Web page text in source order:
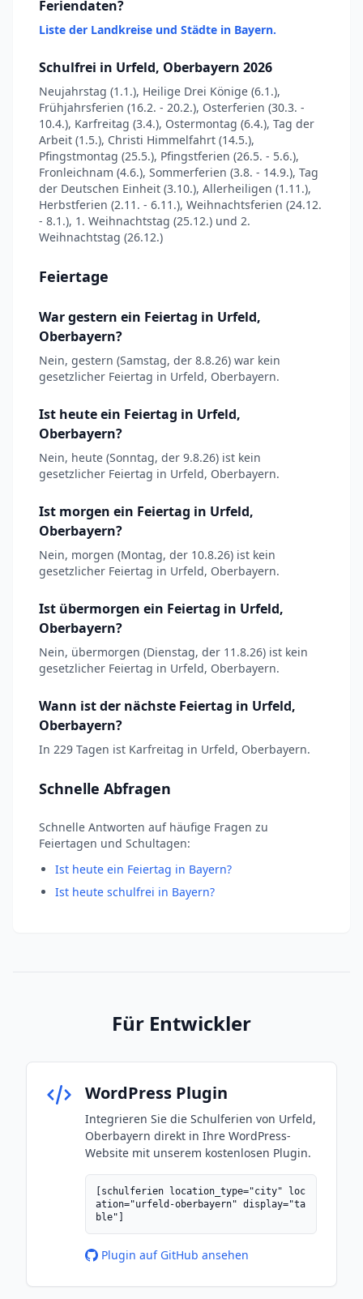
Feriendaten?
Liste der Landkreise und Städte in Bayern.
Schulfrei in Urfeld, Oberbayern 2026
Neujahrstag (1.1.), Heilige Drei Könige (6.1.),
Frühjahrsferien (16.2. - 20.2.), Osterferien (30.3. -
10.4.), Karfreitag (3.4.), Ostermontag (6.4.), Tag der
Arbeit (1.5.), Christi Himmelfahrt (14.5.),
Pfingstmontag (25.5.), Pfingstferien (26.5. - 5.6.),
Fronleichnam (4.6.), Sommerferien (3.8. - 14.9.), Tag
der Deutschen Einheit (3.10.), Allerheiligen (1.11.),
Herbstferien (2.11. - 6.11.), Weihnachtsferien (24.12.
- 8.1.), 1. Weihnachtstag (25.12.) und 2.
Weihnachtstag (26.12.)
Feiertage
War gestern ein Feiertag in Urfeld,
Oberbayern?
Nein, gestern (Samstag, der 8.8.26) war kein
gesetzlicher Feiertag in Urfeld, Oberbayern.
Ist heute ein Feiertag in Urfeld,
Oberbayern?
Nein, heute (Sonntag, der 9.8.26) ist kein
gesetzlicher Feiertag in Urfeld, Oberbayern.
Ist morgen ein Feiertag in Urfeld,
Oberbayern?
Nein, morgen (Montag, der 10.8.26) ist kein
gesetzlicher Feiertag in Urfeld, Oberbayern.
Ist übermorgen ein Feiertag in Urfeld,
Oberbayern?
Nein, übermorgen (Dienstag, der 11.8.26) ist kein
gesetzlicher Feiertag in Urfeld, Oberbayern.
Wann ist der nächste Feiertag in Urfeld,
Oberbayern?
In 229 Tagen ist Karfreitag in Urfeld, Oberbayern.
Schnelle Abfragen
Schnelle Antworten auf häufige Fragen zu
Feiertagen und Schultagen:
Ist heute ein Feiertag in Bayern?
Ist heute schulfrei in Bayern?
Für Entwickler
WordPress Plugin
Integrieren Sie die Schulferien von Urfeld,
Oberbayern direkt in Ihre WordPress-
Website mit unserem kostenlosen Plugin.
[schulferien location_type="city" loc
ation="urfeld-oberbayern" display="ta
ble"]
Plugin auf GitHub ansehen